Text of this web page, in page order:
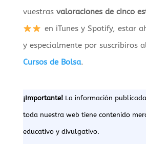
vuestras valoraciones de cinco
en iTunes y Spotify, estar
y especialmente por suscribiros
Cursos de Bolsa.
¡Importante! La información
toda nuestra web tiene contenido
educativo y divulgativo.